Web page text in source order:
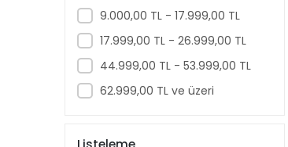
Çelik Harf ve Rakamlar
Lehim Malzemeleri
Boru Mengeneleri
Döşeme Tabancaları
Boru Paftaları
9.000,00 TL - 17.999,00 TL
17.999,00 TL - 26.999,00 TL
44.999,00 TL - 53.999,00 TL
62.999,00 TL ve üzeri